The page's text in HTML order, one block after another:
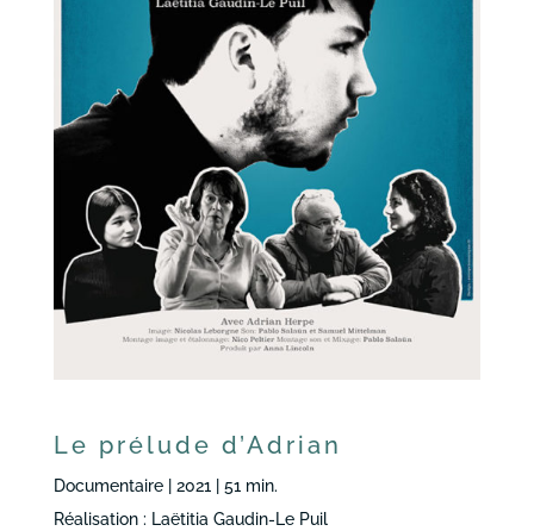
Le prélude d’Adrian
Documentaire | 2021 | 51 min.
Réalisation : Laëtitia Gaudin-Le Puil